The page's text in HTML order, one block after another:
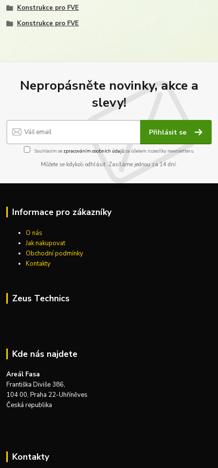
Konstrukce pro FVE
Konstrukce pro FVE
Nepropásněte novinky, akce a
slevy!
Přihlásit se
Souhlasím se zpracováním osobních údajůza účelem rozesílky newsletteru.
Můžete se kdykoli odhlásit. Zasíláme jednou za 14 dní.
Informace pro zákazníky
O nás
Jak nakupovat
Obchodní podmínky
Kontakty
Zeus Technics
Kde nás najdete
Areál Fasa
Františka Diviše 386,
104 00, Praha 22-Uhříněves
Česká republika
Kontakty